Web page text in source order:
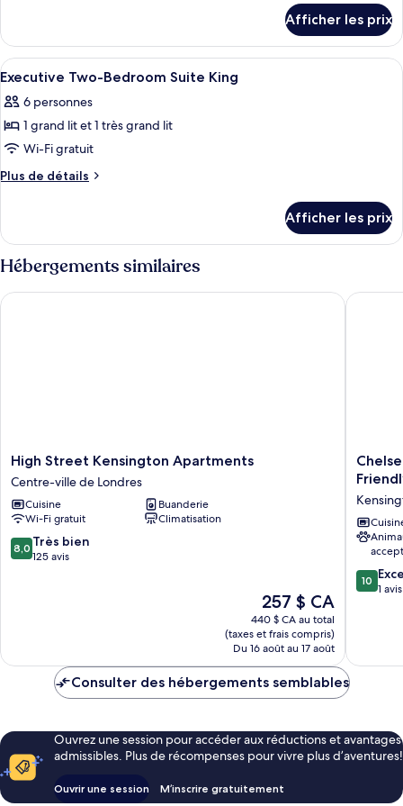
chambre :
Deluxe
One-
Bedroom
Suite
Deluxe
One-
Bedroom
Afficher les prix
Afficher
toutes
les
photos
pour
ce
chambre :
Executive
Two-
Bedroom
Un lit bien fait, avec une couverture
10
Executive Two-Bedroom Suite King
6 personnes
1 grand lit et 1 très grand lit
Wi-Fi gratuit
Plus de détails
Plus
Executive
Two-
Bedroom
Suite
King
Afficher les prix
Hébergements similaires
High
Street
Kensington
Apartments
Centre-
ville
de
High Street Kensington Apartments
Centre-ville de Londres
Cuisine
Buanderie
Wi-Fi gratuit
Climatisation
8.0
sur
8,0 Très bien
125 avis
Le
prix
est
de
257 $ CA
257 $ CA
440 $ CA au total
(taxes et frais compris)
Du 16 août au 17 août
High Street Kensington Apartments
Chelsea
-
-
Sleeps
-
Pet
10.0
sur
10
1 avis
Consulter des hébergements semblables
Ouvrez une session pour accéder aux réductions et avantages
admissibles. Plus de récompenses pour vivre plus d’aventures!
Ouvrir une session M’inscrire gratuitement